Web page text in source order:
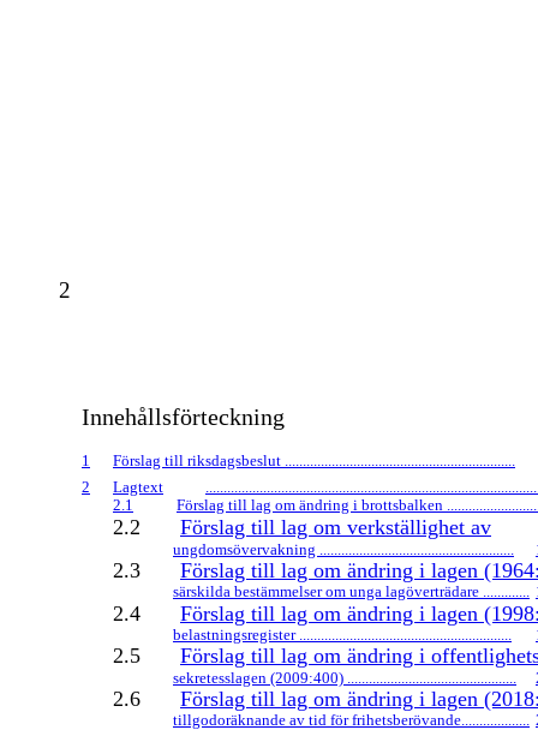
2
Innehållsförteckning
1
Förslag till riksdagsbeslut ................................................................
2
Lagtext
2.1
Förslag till lag om ändring i brottsbalken
2.2 Förslag till lag om verkställighet av
ungdomsövervakning ......................................................
2.3 Förslag till lag om ändring i lagen
särskilda bestämmelser om unga lagöverträdare .............
2.4 Förslag till lag om ändring i lagen
belastningsregister ...........................................................
2.5 Förslag till lag om ändring i
sekretesslagen (2009:400) ...............................................
2.6 Förslag till lag om ändring i lagen
tillgodoräknande av tid för frihetsberövande...................